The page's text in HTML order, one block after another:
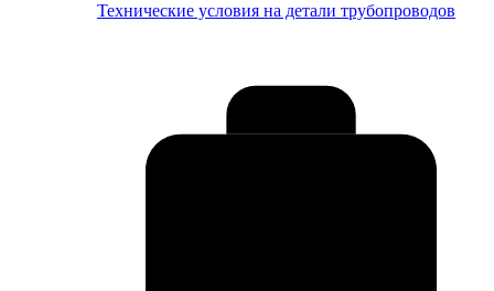
Технические условия на детали трубопроводов